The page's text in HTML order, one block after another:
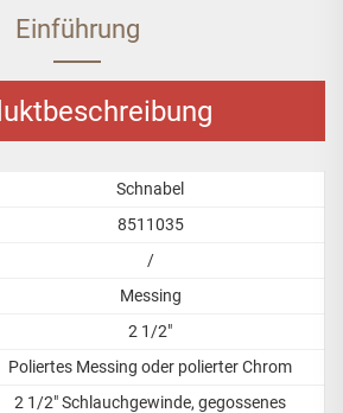
Einführung
Schnabel
8511035
/
Messing
2 1/2"
Poliertes Messing oder polierter Chrom
2 1/2" Schlauchgewinde, gegossenes